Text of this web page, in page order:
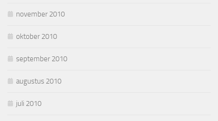
november 2010
oktober 2010
september 2010
augustus 2010
juli 2010